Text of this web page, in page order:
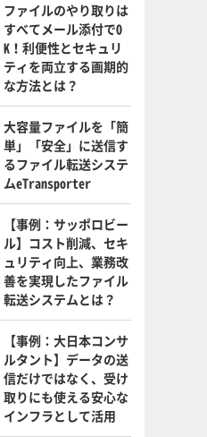
ファイルのやり取りは
すべてメール添付でO
K！利便性とセキュリ
ティを両立する画期的
な方法とは？
大容量ファイルを「簡
単」「安全」に送信す
るファイル転送システ
ムeTransporter
【事例：サッポロビー
ル】コスト削減、セキ
ュリティ向上、業務改
善を実現したファイル
転送システムとは？
【事例：大日本コンサ
ルタント】データの送
信だけではなく、受け
取りにも使える安心な
インフラとして活用